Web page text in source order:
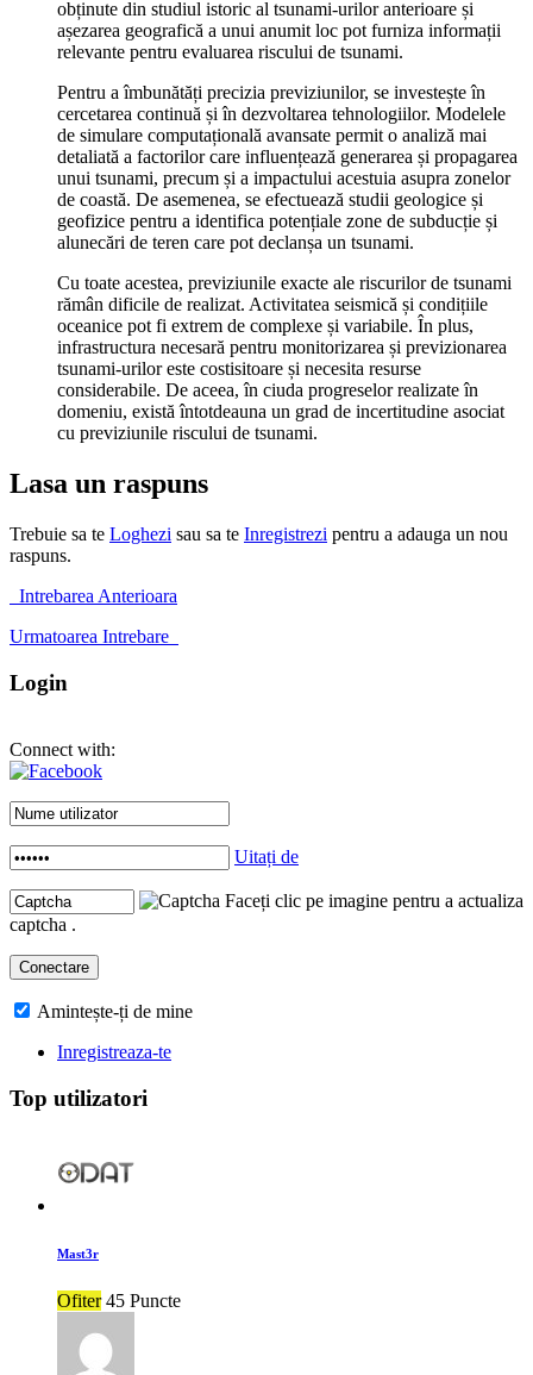
obținute din studiul istoric al tsunami-urilor anterioare și
așezarea geografică a unui anumit loc pot furniza informații
relevante pentru evaluarea riscului de tsunami.
Pentru a îmbunătăți precizia previziunilor, se investește în
cercetarea continuă și în dezvoltarea tehnologiilor. Modelele
de simulare computațională avansate permit o analiză mai
detaliată a factorilor care influențează generarea și propagarea
unui tsunami, precum și a impactului acestuia asupra zonelor
de coastă. De asemenea, se efectuează studii geologice și
geofizice pentru a identifica potențiale zone de subducție și
alunecări de teren care pot declanșa un tsunami.
Cu toate acestea, previziunile exacte ale riscurilor de tsunami
rămân dificile de realizat. Activitatea seismică și condițiile
oceanice pot fi extrem de complexe și variabile. În plus,
infrastructura necesară pentru monitorizarea și previzionarea
tsunami-urilor este costisitoare și necesita resurse
considerabile. De aceea, în ciuda progreselor realizate în
domeniu, există întotdeauna un grad de incertitudine asociat
cu previziunile riscului de tsunami.
Lasa un raspuns
Trebuie sa te Loghezi sau sa te Inregistrezi pentru a adauga un nou
raspuns.
Intrebarea Anterioara
Urmatoarea Intrebare
Login
Connect with:
Uitați de
Faceți clic pe imagine pentru a actualiza
captcha .
Amintește-ți de mine
Inregistreaza-te
Top utilizatori
Mast3r
Ofiter 45 Puncte